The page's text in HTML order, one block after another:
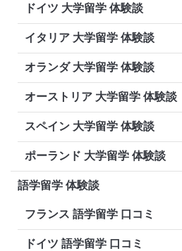
ドイツ 大学留学 体験談
イタリア 大学留学 体験談
オランダ 大学留学 体験談
オーストリア 大学留学 体験談
スペイン 大学留学 体験談
ポーランド 大学留学 体験談
語学留学 体験談
フランス 語学留学 口コミ
ドイツ 語学留学 口コミ